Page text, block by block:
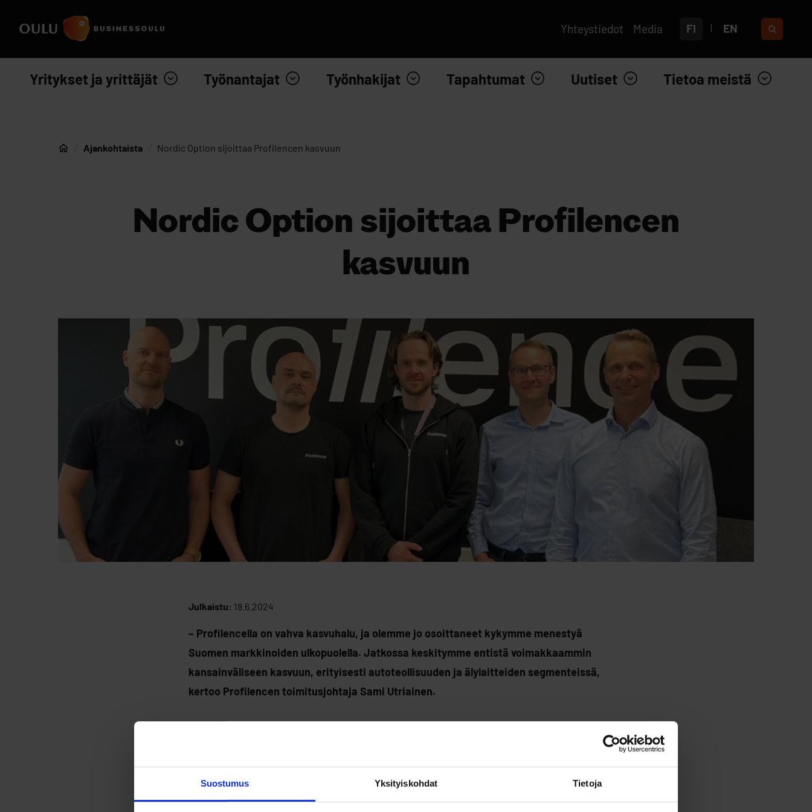
Suostumus Yksityiskohdat Tietoja
Yhteystiedot Media FI EN
Yritykset ja yrittäjät Työnantajat Työnhakijat Tapahtumat Uutiset Tietoa meistä
Etusivu
Ajankohtaista Nordic Option sijoittaa Profilencen kasvuun
Nordic Option sijoittaa Profilencen
kasvuun
Julkaistu: 18.6.2024
– Profilencella on vahva kasvuhalu, ja olemme jo osoittaneet kykymme menestyä
Suomen markkinoiden ulkopuolella. Jatkossa keskitymme entistä voimakkaammin
kansainväliseen kasvuun, erityisesti autoteollisuuden ja älylaitteiden segmenteissä,
kertoo Profilencen toimitusjohtaja Sami Utriainen.
Optionin, joka oululaisena yhteistyökumppanina on luontainen valinta tiimillemme, jolla on
vahvat juuret Oulussa, Utriainen jatkaa.
– Profilence on palkittu kasvuyritys, jota on rakennettu systemaattisesti askel askeleelta